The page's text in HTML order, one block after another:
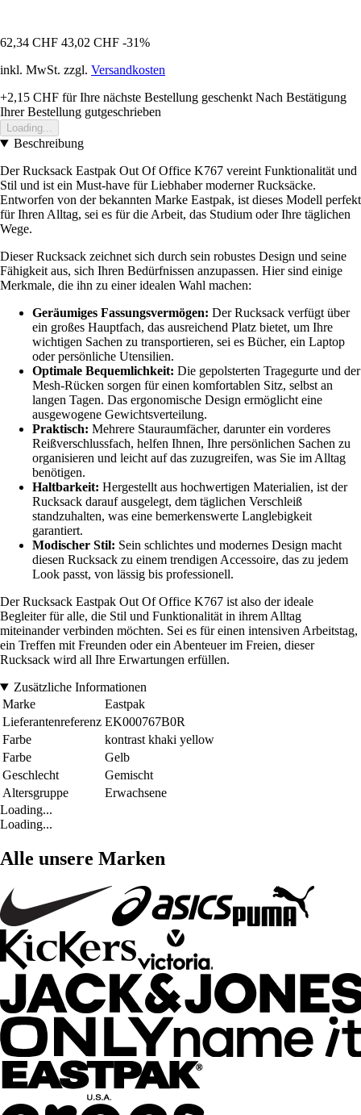
62,34 CHF 43,02 CHF -31%
inkl. MwSt. zzgl. Versandkosten
+2,15 CHF für Ihre nächste Bestellung geschenkt Nach Bestätigung
Ihrer Bestellung gutgeschrieben
Loading...
Beschreibung
Der Rucksack Eastpak Out Of Office K767 vereint Funktionalität und
Stil und ist ein Must-have für Liebhaber moderner Rucksäcke.
Entworfen von der bekannten Marke Eastpak, ist dieses Modell perfekt
für Ihren Alltag, sei es für die Arbeit, das Studium oder Ihre täglichen
Wege.
Dieser Rucksack zeichnet sich durch sein robustes Design und seine
Fähigkeit aus, sich Ihren Bedürfnissen anzupassen. Hier sind einige
Merkmale, die ihn zu einer idealen Wahl machen:
Geräumiges Fassungsvermögen: Der Rucksack verfügt über
ein großes Hauptfach, das ausreichend Platz bietet, um Ihre
wichtigen Sachen zu transportieren, sei es Bücher, ein Laptop
oder persönliche Utensilien.
Optimale Bequemlichkeit: Die gepolsterten Tragegurte und der
Mesh-Rücken sorgen für einen komfortablen Sitz, selbst an
langen Tagen. Das ergonomische Design ermöglicht eine
ausgewogene Gewichtsverteilung.
Praktisch: Mehrere Stauraumfächer, darunter ein vorderes
Reißverschlussfach, helfen Ihnen, Ihre persönlichen Sachen zu
organisieren und leicht auf das zuzugreifen, was Sie im Alltag
benötigen.
Haltbarkeit: Hergestellt aus hochwertigen Materialien, ist der
Rucksack darauf ausgelegt, dem täglichen Verschleiß
standzuhalten, was eine bemerkenswerte Langlebigkeit
garantiert.
Modischer Stil: Sein schlichtes und modernes Design macht
diesen Rucksack zu einem trendigen Accessoire, das zu jedem
Look passt, von lässig bis professionell.
Der Rucksack Eastpak Out Of Office K767 ist also der ideale
Begleiter für alle, die Stil und Funktionalität in ihrem Alltag
miteinander verbinden möchten. Sei es für einen intensiven Arbeitstag,
ein Treffen mit Freunden oder ein Abenteuer im Freien, dieser
Rucksack wird all Ihre Erwartungen erfüllen.
Zusätzliche Informationen
Marke
Eastpak
Lieferantenreferenz EK000767B0R
Farbe
kontrast khaki yellow
Farbe
Gelb
Geschlecht
Gemischt
Altersgruppe
Erwachsene
Loading...
Loading...
Alle unsere Marken